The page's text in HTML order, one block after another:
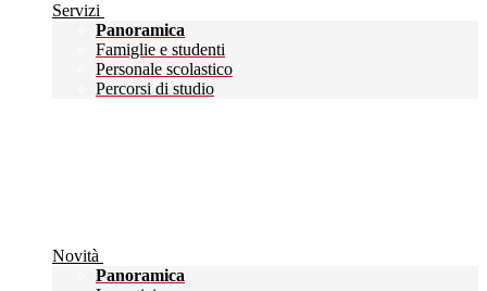
Servizi
Panoramica
Famiglie e studenti
Personale scolastico
Percorsi di studio
Novità
Panoramica